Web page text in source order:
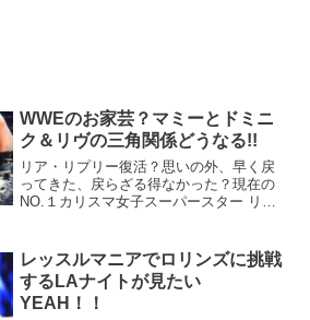
WWEのお家芸？マミーとドミニ
ク＆リヴの三角関係どうなる!!
リア・リプリー復活？思いの外、早く戻
ってきた、戻らざる得なかった？現在の
NO.１カリスマ女子スーパースター リ
（笑）大ブーイング男ドミニクが、こと
もあろうに現WWE女子王...
レッスルマニアでロリンズに挑戦
するLAナイトが見たい
YEAH！！